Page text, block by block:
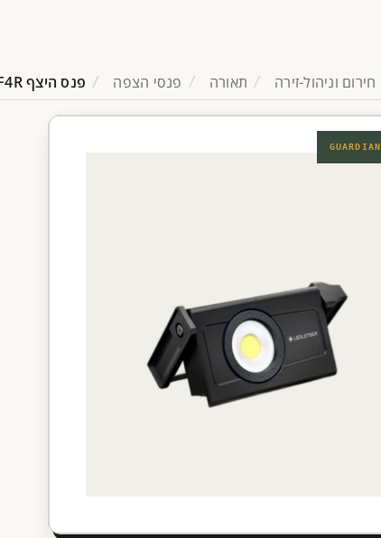
חירום וניהול-זירה תאורה פנסי הצפה פנס היצף 2500LUM Ledlenser® IF4R
GUARDIAN